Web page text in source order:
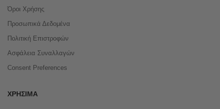
Όροι Χρήσης
Προσωπικά Δεδομένα
Πολιτική Επιστροφών
Ασφάλεια Συναλλαγών
Consent Preferences
ΧΡΉΣΙΜΑ